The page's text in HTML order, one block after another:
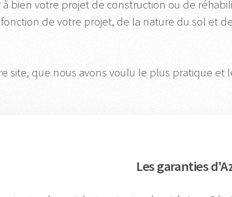
bien votre projet de construction ou de
de votre projet, de la nature du sol et
site, que nous avons voulu le plus pratique
Les garanties